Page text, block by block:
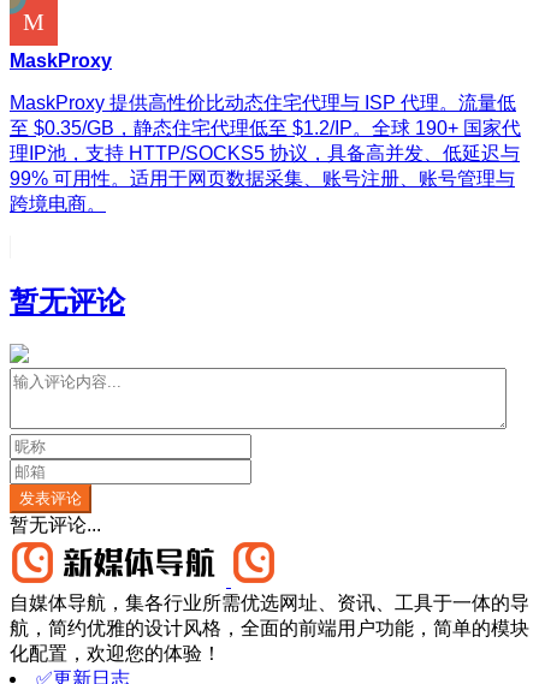
MaskProxy
MaskProxy 提供高性价比动态住宅代理与 ISP 代理。流量低
至 $0.35/GB，静态住宅代理低至 $1.2/IP。全球 190+ 国家代
理IP池，支持 HTTP/SOCKS5 协议，具备高并发、低延迟与
99% 可用性。适用于网页数据采集、账号注册、账号管理与
跨境电商。
暂无评论
发表评论
暂无评论...
自媒体导航，集各行业所需优选网址、资讯、工具于一体的导
航，简约优雅的设计风格，全面的前端用户功能，简单的模块
化配置，欢迎您的体验！
✅更新日志